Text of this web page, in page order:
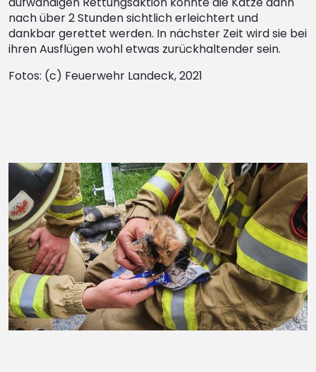
nach über 2 Stunden sichtlich erleichtert und
dankbar gerettet werden. In nächster Zeit wird sie bei
ihren Ausflügen wohl etwas zurückhaltender sein.
Fotos: (c) Feuerwehr Landeck, 2021